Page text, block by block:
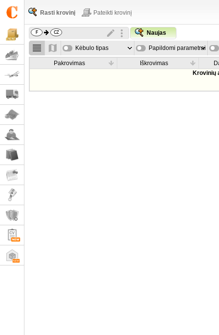
Rasti krovinį Pateikti krovinį
Naujas
Kėbulo tipas Papildomi parametrai
Pakrovimas Iškrovimas
Krovinių